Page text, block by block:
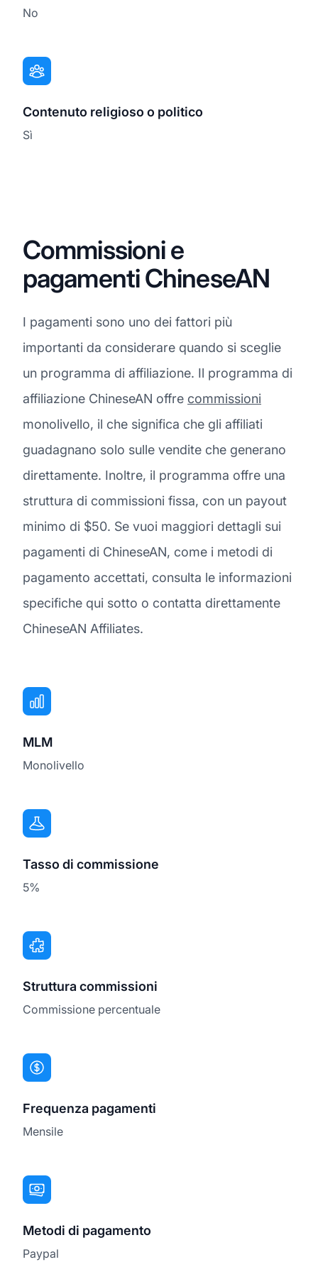
No
Contenuto religioso o politico
Sì
Commissioni e
pagamenti ChineseAN
I pagamenti sono uno dei fattori più
importanti da considerare quando si sceglie
un programma di affiliazione. Il programma di
affiliazione ChineseAN offre commissioni
monolivello, il che significa che gli affiliati
guadagnano solo sulle vendite che generano
direttamente. Inoltre, il programma offre una
struttura di commissioni fissa, con un payout
minimo di $50. Se vuoi maggiori dettagli sui
pagamenti di ChineseAN, come i metodi di
pagamento accettati, consulta le informazioni
specifiche qui sotto o contatta direttamente
ChineseAN Affiliates.
MLM
Monolivello
Tasso di commissione
5%
Struttura commissioni
Commissione percentuale
Frequenza pagamenti
Mensile
Metodi di pagamento
Paypal